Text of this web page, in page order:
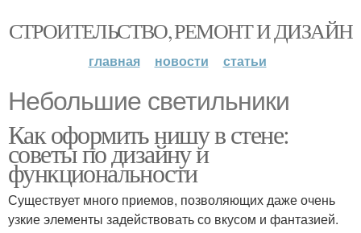
СТРОИТЕЛЬСТВО, РЕМОНТ И ДИЗАЙН
главная новости статьи
Небольшие светильники
Как оформить нишу в стене:
советы по дизайну и
функциональности
Существует много приемов, позволяющих даже очень
узкие элементы задействовать со вкусом и фантазией.